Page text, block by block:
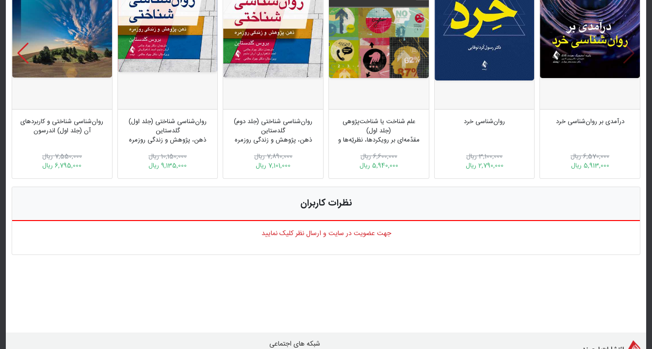
درآمدی بر روان‌شناسی خرد
6,570,000 ریال
5,913,000 ریال
روان‌شناسی خرد
3,100,000 ریال
2,790,000 ریال
علم شناخت یا شناخت‌پژوهی
(جلد اول)
مقدّمه‏‌ای بر رویکردها، نظريّه‌‏ها و
6,600,000 ریال
5,940,000 ریال
روان‌شناسی شناختی (جلد دوم)
گلدستاین
ذهن، پژوهش و زندگی روزمره
7,890,000 ریال
7,101,000 ریال
روان‌شناسی شناختی (جلد اول)
گلدستاین
ذهن، پژوهش و زندگی روزمره
10,150,000 ریال
9,135,000 ریال
روان‌شناسی شناختی و کاربردهای
آن (جلد اول) اندرسون
7,550,000 ریال
6,795,000 ریال
نظرات کاربران
جهت عضویت در سایت و ارسال نظر کلیک نمایید
شبکه های اجتماعی